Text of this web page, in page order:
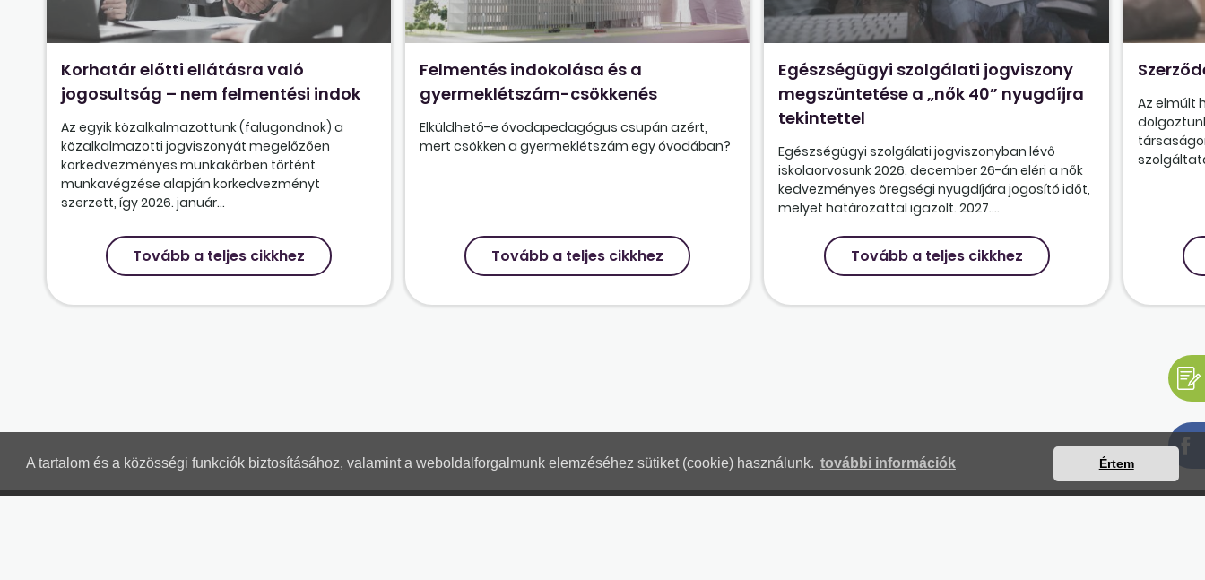
A tartalom és a közösségi funkciók biztosításához, valamint a weboldalforgalmunk elemzéséhez sütiket (cookie) használunk. további információk Értem
Korhatár előtti ellátásra való
jogosultság – nem felmentési indok
Az egyik közalkalmazottunk (falugondnok) a
közalkalmazotti jogviszonyát megelőzően
korkedvezményes munkakörben történt
munkavégzése alapján korkedvezményt
szerzett, így 2026. január...
Tovább a teljes cikkhez
Felmentés indokolása és a
gyermeklétszám-csökkenés
Elküldhető-e óvodapedagógus csupán azért,
mert csökken a gyermeklétszám egy óvodában?
Tovább a teljes cikkhez
Egészségügyi szolgálati jogviszony
megszüntetése a „nők 40” nyugdíjra
tekintettel
Egészségügyi szolgálati jogviszonyban lévő
iskolaorvosunk 2026. december 26-án eléri a nők
kedvezményes öregségi nyugdíjára jogosító időt,
melyet határozattal igazolt. 2027....
Tovább a teljes cikkhez
Az elmúlt